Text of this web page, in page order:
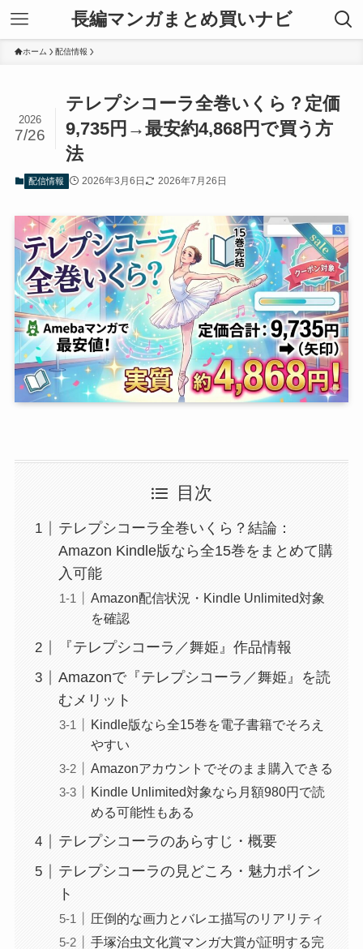
長編マンガまとめ買いナビ
ホーム 配信情報
テレプシコーラ全巻いくら？定価
9,735円→最安約4,868円で買う方
法
2026
7/26
配信情報 2026年3月6日 2026年7月26日
目次
テレプシコーラ全巻いくら？結論：
Amazon Kindle版なら全15巻をまとめて購
入可能
Amazon配信状況・Kindle Unlimited対象
を確認
『テレプシコーラ／舞姫』作品情報
Amazonで『テレプシコーラ／舞姫』を読
むメリット
Kindle版なら全15巻を電子書籍でそろえ
やすい
Amazonアカウントでそのまま購入できる
Kindle Unlimited対象なら月額980円で読
める可能性もある
テレプシコーラのあらすじ・概要
テレプシコーラの見どころ・魅力ポイン
ト
圧倒的な画力とバレエ描写のリアリティ
手塚治虫文化賞マンガ大賞が証明する完